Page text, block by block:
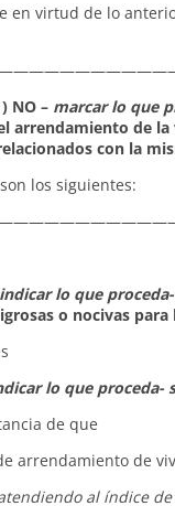
en virtud de lo
NO – marcar lo que
arrendamiento de
con la
los siguientes:
lo que proceda-
o nocivas para
lo que proceda-
de que
arrendamiento de
al índice